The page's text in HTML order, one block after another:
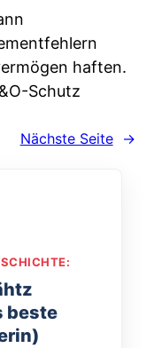
haften.
Schutz
Nächste Seite →
beste